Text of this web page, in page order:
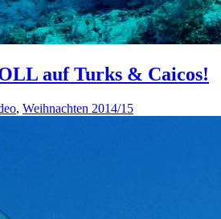
auf Turks & Caicos!
, Weihnachten 2014/15